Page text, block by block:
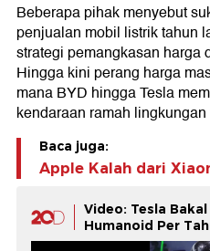
Beberapa pihak menyebut
penjualan mobil listrik tahun
strategi pemangkasan harga
Hingga kini perang harga
mana BYD hingga Tesla
kendaraan ramah
Baca juga:
Apple Kalah dari
Video: Tesla
Humanoid Per